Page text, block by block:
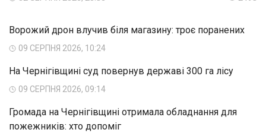
Ворожий дрон влучив біля магазину: троє поранених
09 СЕРПНЯ 2026, 10:24
На Чернігівщині суд повернув державі 300 га лісу
09 СЕРПНЯ 2026, 09:14
Громада на Чернігівщині отримала обладнання для
пожежників: хто допоміг